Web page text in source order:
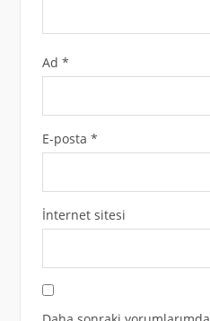
Ad *
E-posta *
İnternet sitesi